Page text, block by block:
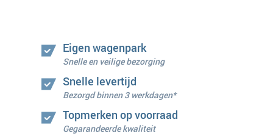
Eigen wagenpark
Snelle en veilige bezorging
Snelle levertijd
Bezorgd binnen 3 werkdagen*
Topmerken op voorraad
Gegarandeerde kwaliteit